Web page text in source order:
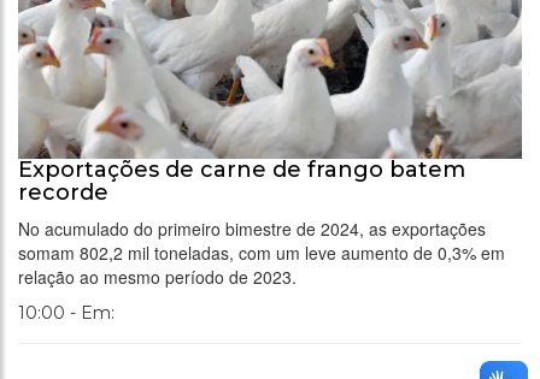
Exportações de carne de frango batem
recorde
No acumulado do primeiro bimestre de 2024, as exportações
somam 802,2 mil toneladas, com um leve aumento de 0,3% em
relação ao mesmo período de 2023.
10:00 - Em: